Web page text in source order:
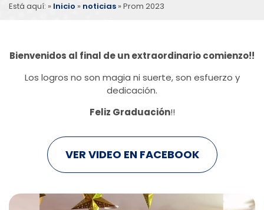
Está aquí: » Inicio » noticias » Prom 2023
Bienvenidos al final de un extraordinario comienzo!!
Los logros no son magia ni suerte, son esfuerzo y
dedicación.
Feliz Graduación!!
VER VIDEO EN FACEBOOK